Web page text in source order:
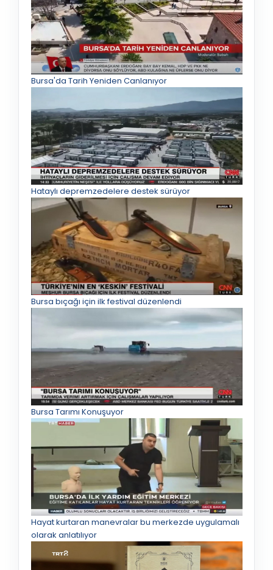
Bursa'da Tarih Yeniden Canlanıyor
Hataylı depremzedelere destek sürüyor
Bursa bıçağı için ilk festival düzenlendi
Bursa Tarımı Konuşuyor
Hayat kurtaran manevralar bu merkezde uygulamalı
olarak anlatılıyor